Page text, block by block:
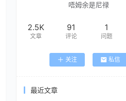
唔姆余是尼禄
2.5K
文章
91
评论
1
问题
关注 私信
最近文章